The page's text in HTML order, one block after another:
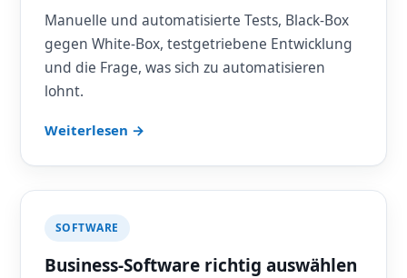
Manuelle und automatisierte Tests, Black-Box
gegen White-Box, testgetriebene Entwicklung
und die Frage, was sich zu automatisieren
lohnt.
Weiterlesen →
SOFTWARE
Business-Software richtig auswählen